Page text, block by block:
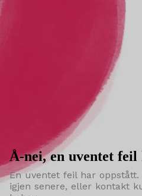
Å-nei, en uventet feil
En uventet feil har oppstått.
igjen senere, eller kontakt